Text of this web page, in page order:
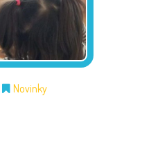
Novinky